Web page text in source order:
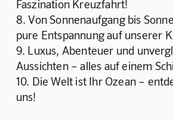
Faszination Kreuzfahrt!
8. Von Sonnenaufgang bis
pure Entspannung auf unserer
9. Luxus, Abenteuer und
Aussichten – alles auf einem
10. Die Welt ist Ihr Ozean –
uns!